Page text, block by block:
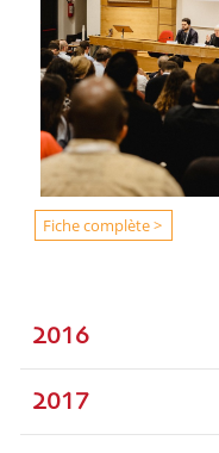
Fiche complète >
2016
2017